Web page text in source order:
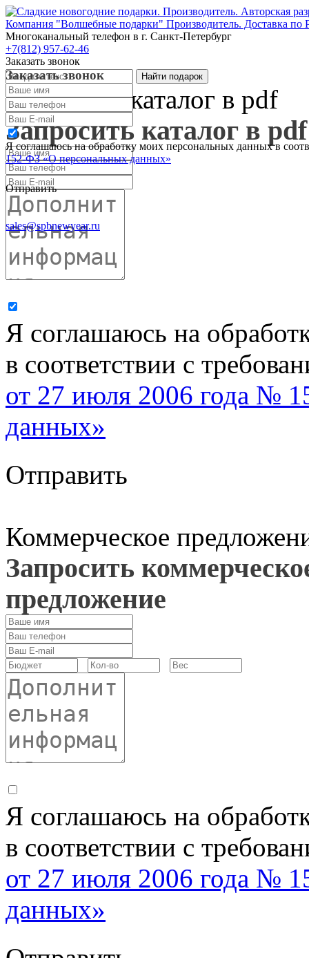
Компания "Волшебные подарки" Производитель. Доставка по
Многоканальный телефон в г. Санкт-Петербург
+7(812) 957-62-46
Заказать звонок
Заказать звонок
Я соглашаюсь на обработку моих персональных данных в
152-ФЗ «О персональных данных»
Отправить
sales@spbnewyear.ru
Запросить каталог в pdf
Запросить каталог в pdf
Я соглашаюсь на
в соответствии с
от 27 июля 2006 года №
данных»
Отправить
Коммерческое
Запросить
предложение
Я соглашаюсь на
в соответствии с
от 27 июля 2006 года №
данных»